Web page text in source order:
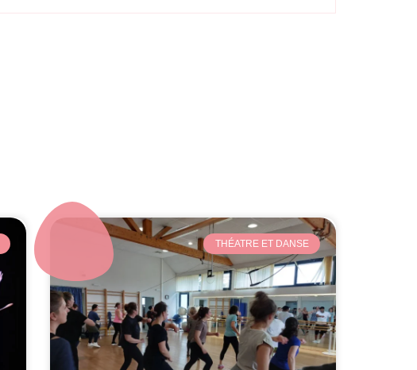
THÉATRE ET DANSE